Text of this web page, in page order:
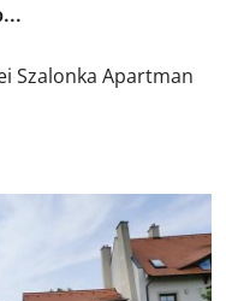
Szalonka Apartman